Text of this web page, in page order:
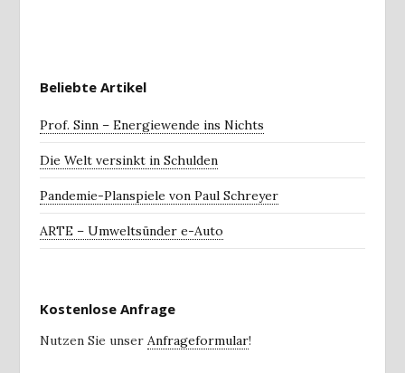
Beliebte Artikel
Prof. Sinn – Energiewende ins Nichts
Die Welt versinkt in Schulden
Pandemie-Planspiele von Paul Schreyer
ARTE – Umweltsünder e-Auto
Kostenlose Anfrage
Nutzen Sie unser Anfrageformular!